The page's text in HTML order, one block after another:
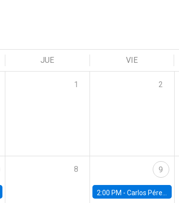
JUE VIE
1 2
8 9
2:00 PM - Carlos Pérez, Universidad Finis Terrae